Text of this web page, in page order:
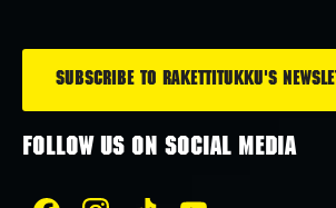
FOLLOW US ON SOCIAL MEDIA